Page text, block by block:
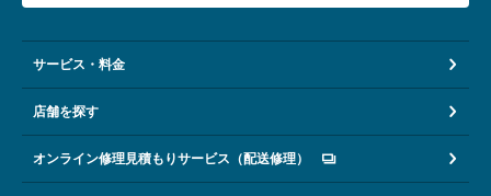
サービス・料金
店舗を探す
オンライン修理見積もりサービス（配送修理）